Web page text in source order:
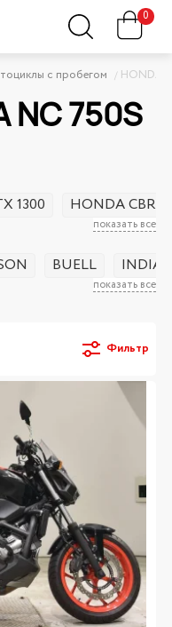
0
с пробегом HONDA
NC 750S
показать все
1300 HONDA CBR
показать все
BUELL
Фильтр